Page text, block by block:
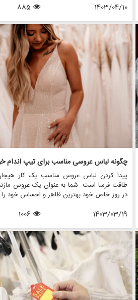
شخصی می تواند آن را خاص تر و خاطره
ای جسورانه داشته باشید، راه های بی
لباس عروسی و تبدیل آن به خودتان وجود دارد.
1403/04/10
885
چگونه لباس عروسی مناسب برای تیپ اندام
پیدا کردن لباس عروس مناسب یک کار
طاقت فرسا است. شما به عنوان یک عروس
در روز خاص خود بهترین ظاهر و احساس خود را
1403/03/19
1006